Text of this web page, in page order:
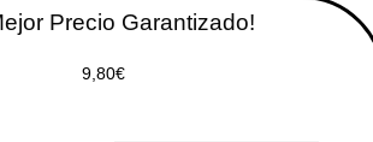
Precio Garantizado!
9,80€